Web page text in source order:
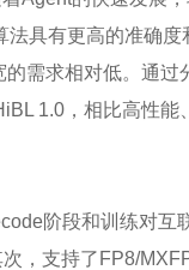
具有更高的准确
需求相对低。通过
1.0，相比高性能
阶段和训练对互
，支持了FP8/